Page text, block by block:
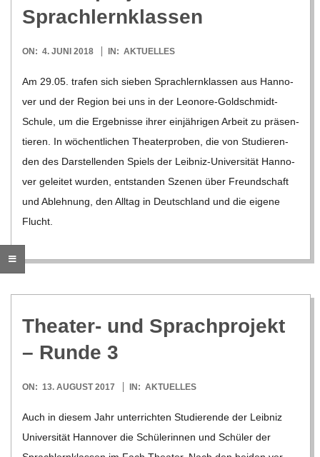
O
R
E
-
G
O
L
D
S
C
H
M
Sprachlernklassen
2018-
ON: 4. JUNI 2018 IN: AKTUELLES
Am 29.05. tra­fen sich sie­ben Sprach­lern­klas­sen aus Han­no­
ver und der Region bei uns in der Leo­­nore-Gol­d­­schmidt-
Schule, um die Ergeb­nisse ihrer ein­jäh­ri­gen Arbeit zu prä­sen­
tie­ren. In wöchent­li­chen Thea­ter­pro­ben, die von Stu­die­ren­
den des Dar­stel­len­den Spiels der Lei­b­­niz-Uni­­ver­­­si­­tät Han­no­
ver gelei­tet wur­den, ent­stan­den Sze­nen über Freund­schaft
und Ableh­nung, den All­tag in Deutsch­land und die eigene
Flucht.
Thea­ter- und Sprach­pro­jekt
– Runde 3
2017-
ON: 13. AUGUST 2017 IN: AKTUELLES
Auch in die­sem Jahr unter­rich­ten Stu­die­rende der Leib­niz
Uni­ver­si­tät Han­no­ver die Schü­le­rin­nen und Schü­ler der